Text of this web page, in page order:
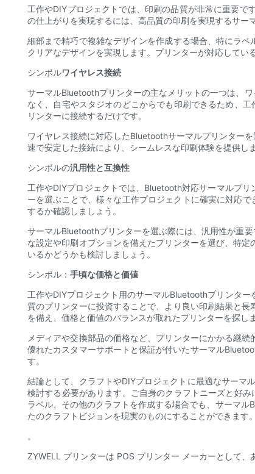
工作やDIYプロジェクトでは、印刷の品質が非常に重要
の仕上がりを実現するには、高品質の印刷を実現するサー
細部まで精巧で複雑なデザインを作成する場合、特にラ
クリアなデザインを実現します。プリンターが対応してい
シンボルワイヤレス接続
サーマルBluetoothプリンターの主なメリットの一つは、
なく、自宅やスタジオのどこからでも印刷できるため、
リンターに接続するだけです。
ワイヤレス接続に対応したBluetoothサーマルプリンター
速で安定した接続により、シームレスな印刷体験を提供し
シンボルの汎用性と互換性
工作やDIYプロジェクトでは、Bluetooth対応サーマルプ
ーを選ぶことで、様々な工作プロジェクトに確実に対応
するか確認しましょう。
サーマルBluetoothプリンターを選ぶ際には、汎用性が重
な設定や印刷オプションを備えたプリンターを選び、特
いるかどうかも検討しましょう。
シンボル： 手頃な価格と価値
工作やDIYプロジェクト用のサーマルBluetoothプリンタ
質のプリンターに投資することで、より良い印刷結果と
を備え、価格と価値のバランスが取れたプリンターを探し
メディアや交換部品の価格など、プリンターにかかる継
優れたカスタマーサポートと保証が付いたサーマル
す。
結論として、クラフトやDIYプロジェクトに最適なサーマ
検討する必要があります。ご自身のクラフトニーズと好
ラベル、その他のクラフトを作成する場合でも、サーマ
たのクラフトビジョンを現実のものにすることができます。
。
ZYWELL プリンターは POS プリンター メーカーとして